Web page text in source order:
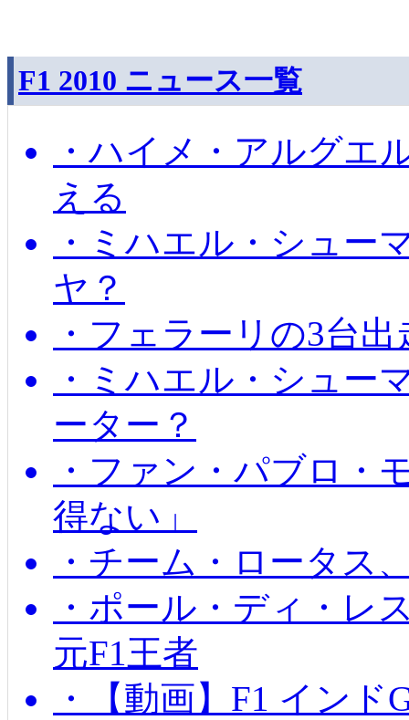
F1 2010 ニュース一覧
・ハイメ・アルグエ
える
・ミハエル・シュー
ヤ？
・フェラーリの3台
・ミハエル・シュー
ーター？
・ファン・パブロ・
得ない」
・チーム・ロータス
・ポール・ディ・レ
元F1王者
・【動画】F1 イン